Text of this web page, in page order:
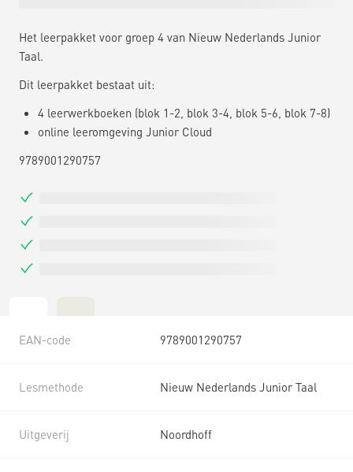
Het leerpakket voor groep 4 van Nieuw Nederlands Junior
Taal.
Dit leerpakket bestaat uit:
4 leerwerkboeken (blok 1-2, blok 3-4, blok 5-6, blok 7-8)
online leeromgeving Junior Cloud
9789001290757
EAN-code 9789001290757
Lesmethode Nieuw Nederlands Junior Taal
Uitgeverij Noordhoff